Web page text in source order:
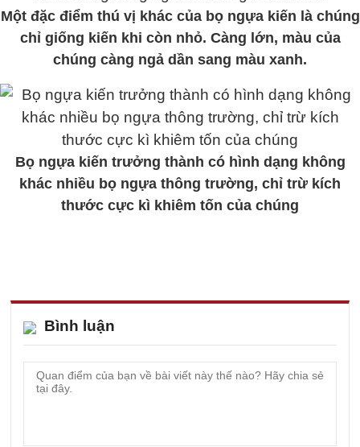
Một đặc điểm thú vị khác của bọ ngựa kiến là chúng
chỉ giống kiến khi còn nhỏ. Càng lớn, màu của
chúng càng ngả dần sang màu xanh.
Bọ ngựa kiến trưởng thành có hình dạng không
khác nhiều bọ ngựa thông trường, chỉ trừ kích
thước cực kì khiêm tốn của chúng
Bình luận